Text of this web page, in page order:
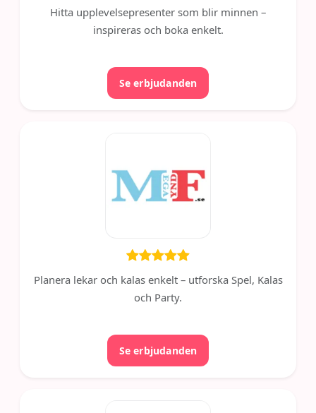
Hitta upplevelsepresenter som blir minnen –
inspireras och boka enkelt.
Se erbjudanden
Planera lekar och kalas enkelt – utforska Spel, Kalas
och Party.
Se erbjudanden